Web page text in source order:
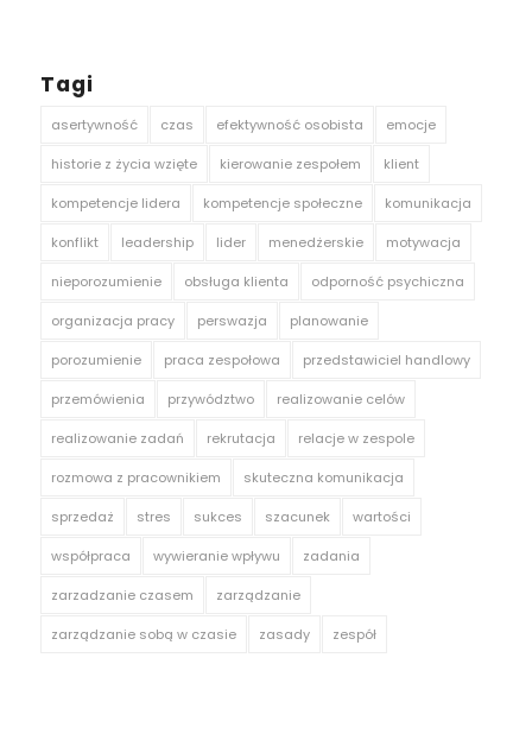
Tagi
asertywność czas efektywność osobista emocje
historie z życia wzięte kierowanie zespołem klient
kompetencje lidera kompetencje społeczne komunikacja
konflikt leadership lider menedżerskie motywacja
nieporozumienie obsługa klienta odporność psychiczna
organizacja pracy perswazja planowanie
porozumienie praca zespołowa przedstawiciel handlowy
przemówienia przywództwo realizowanie celów
realizowanie zadań rekrutacja relacje w zespole
rozmowa z pracownikiem skuteczna komunikacja
sprzedaż stres sukces szacunek wartości
współpraca wywieranie wpływu zadania
zarzadzanie czasem zarządzanie
zarządzanie sobą w czasie zasady zespół